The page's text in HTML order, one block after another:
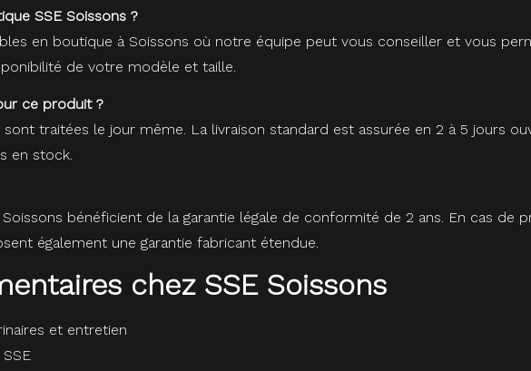
SSE Soissons ?
en boutique à Soissons où notre équipe peut vous conseiller et vous
de votre modèle et taille.
ce produit ?
sont traitées le jour même. La livraison standard est assurée en 2 à 5 jours
en stock.
bénéficient de la garantie légale de conformité de 2 ans. En cas
également une garantie fabricant étendue.
chez SSE Soissons
et entretien